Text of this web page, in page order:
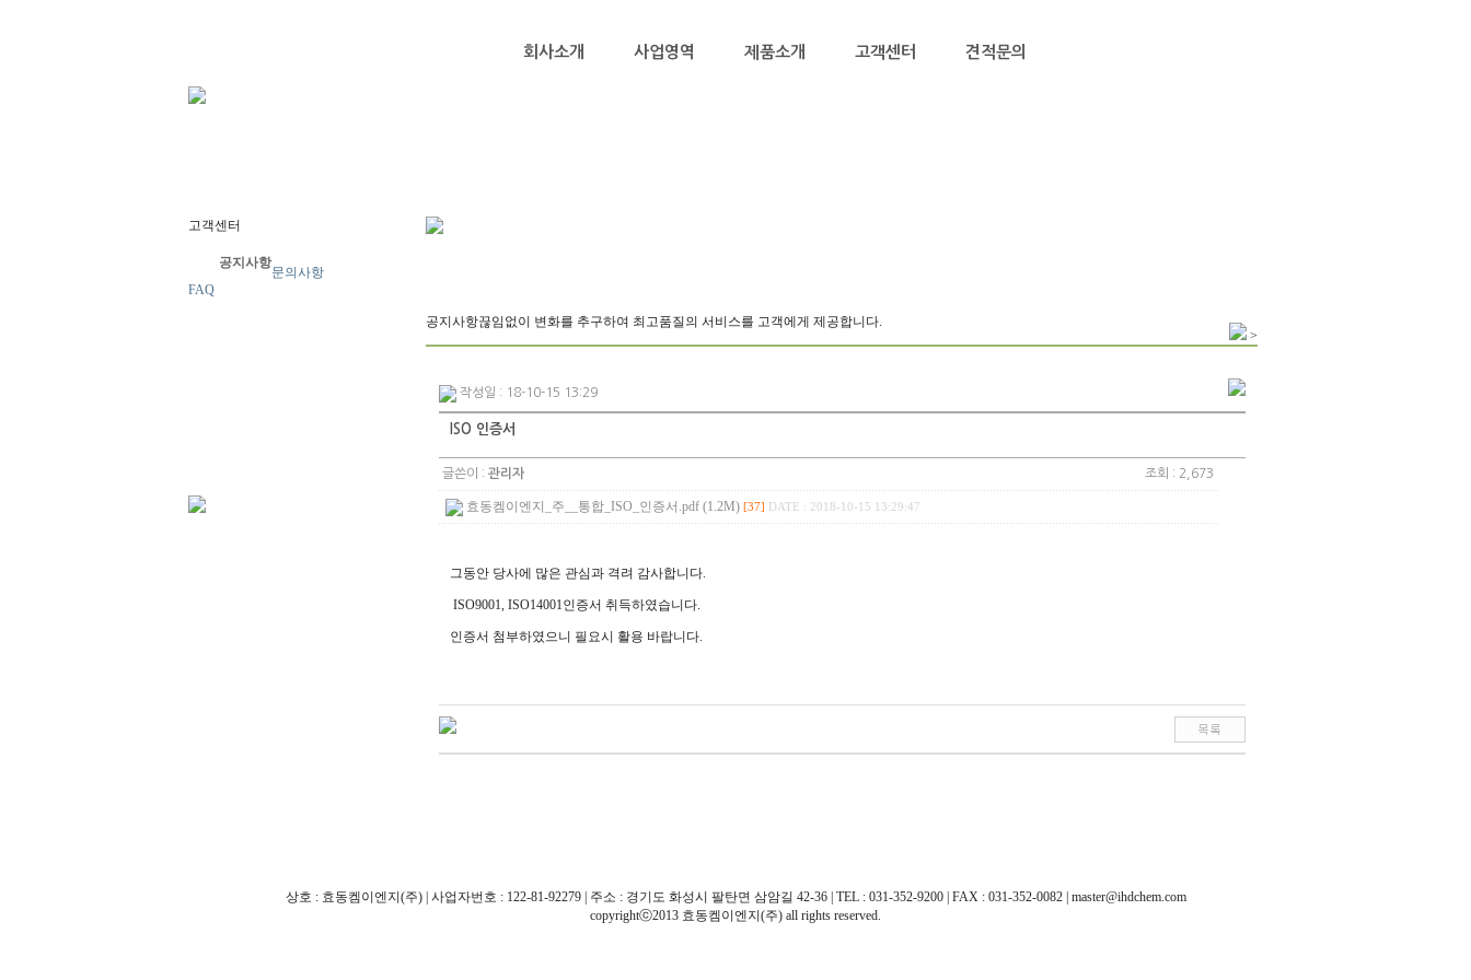
회사소개 사업영역 제품소개 고객센터 견적문의
고객센터
공지사항
문의사항
FAQ
공지사항끊임없이 변화를 추구하여 최고품질의 서비스를 고객에게 제공합니다.
>
작성일 : 18-10-15 13:29
ISO 인증서
글쓴이 : 관리자 조회 : 2,673
효동켐이엔지_주__통합_ISO_인증서.pdf (1.2M) [37] DATE : 2018-10-15 13:29:47
그동안 당사에 많은 관심과 격려 감사합니다.
ISO9001, ISO14001인증서 취득하였습니다.
인증서 첨부하였으니 필요시 활용 바랍니다.
상호 : 효동켐이엔지(주) | 사업자번호 : 122-81-92279 | 주소 : 경기도 화성시 팔탄면 삼암길 42-36 | TEL : 031-352-9200 | FAX : 031-352-0082 | master@ihdchem.com
copyrightⓒ2013 효동켐이엔지(주) all rights reserved.